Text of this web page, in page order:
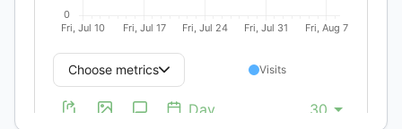
Científicas y
Técnicas
(CONICET)
Universidad
Cuyo